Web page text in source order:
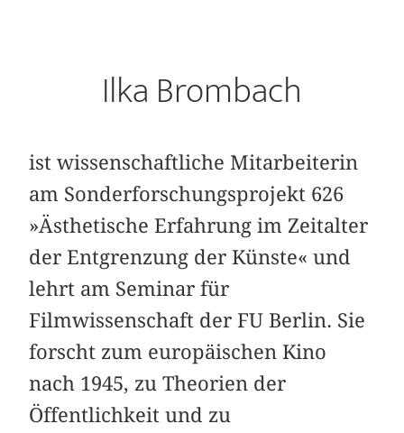
Ilka Brombach
ist wissenschaftliche Mitarbeiterin
am Sonderforschungsprojekt 626
»Ästhetische Erfahrung im Zeitalter
der Entgrenzung der Künste« und
lehrt am Seminar für
Filmwissenschaft der FU Berlin. Sie
forscht zum europäischen Kino
nach 1945, zu Theorien der
Öffentlichkeit und zu